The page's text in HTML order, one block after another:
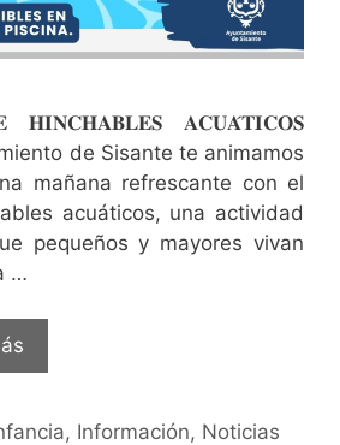
𝐇𝐈𝐍𝐂𝐇𝐀𝐁𝐋𝐄𝐒 𝐀𝐂𝐔𝐀́𝐓𝐈𝐂𝐎𝐒
de Sisante te animamos
mañana refrescante con el
acuáticos, una actividad
pequeños y mayores vivan
…
, Información, Noticias